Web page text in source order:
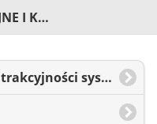
PROJEKTY UNIJNE I KRAJOWE
Projekt unijny pn. Wzrost atrakcyjności systemu transportu zbiorowego na obszarze m. Słupska...